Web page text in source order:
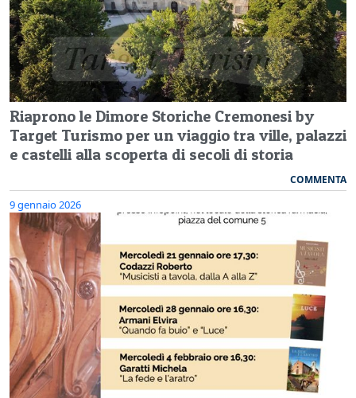
Riaprono le Dimore Storiche Cremonesi by
Target Turismo per un viaggio tra ville, palazzi
e castelli alla scoperta di secoli di storia
COMMENTA
9 gennaio 2026